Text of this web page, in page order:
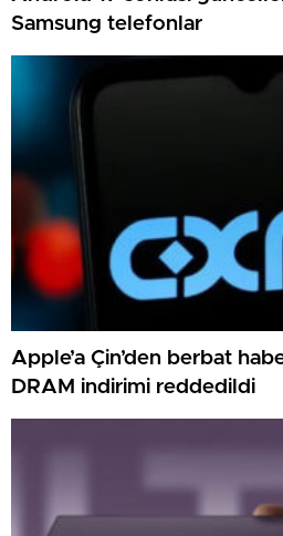
Samsung telefonlar
Apple’a Çin’den berbat
DRAM indirimi reddedildi